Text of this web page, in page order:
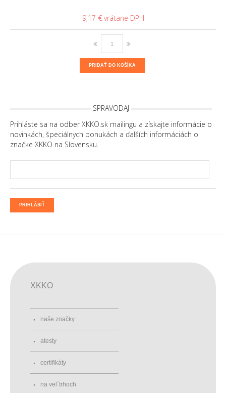
9,17 €
PRIDAŤ DO KOŠÍKA
SPRAVODAJ
Prihláste sa na odber XKKO.sk mailingu a získajte informácie o
novinkách, špeciálnych ponukách a ďalších informáciách o
značke XKKO na Slovensku.
PRIHLÁSIŤ
XKKO
naše značky
atesty
certifikáty
na vel´trhoch